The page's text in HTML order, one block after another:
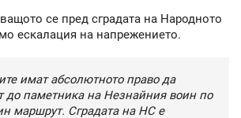
се пред сградата на Народното
ескалация на напрежението.
имат абсолютното право да
до паметника на Незнайния воин по
маршрут. Сградата на НС е